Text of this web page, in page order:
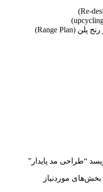
“طراحی مد پایدار”
بخش‌های موردنیاز